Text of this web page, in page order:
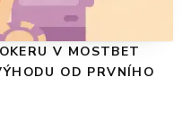
V MOSTBET
OD PRVNÍHO